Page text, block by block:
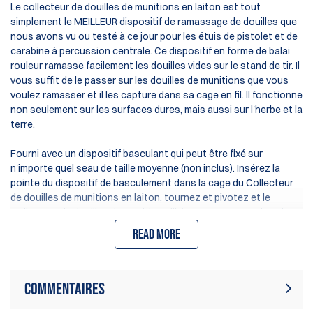
Le collecteur de douilles de munitions en laiton est tout
simplement le MEILLEUR dispositif de ramassage de douilles que
nous avons vu ou testé à ce jour pour les étuis de pistolet et de
carabine à percussion centrale. Ce dispositif en forme de balai
rouleur ramasse facilement les douilles vides sur le stand de tir. Il
vous suffit de le passer sur les douilles de munitions que vous
voulez ramasser et il les capture dans sa cage en fil. Il fonctionne
non seulement sur les surfaces dures, mais aussi sur l'herbe et la
terre.
Fourni avec un dispositif basculant qui peut être fixé sur
n'importe quel seau de taille moyenne (non inclus). Insérez la
pointe du dispositif de basculement dans la cage du Collecteur
de douilles de munitions en laiton, tournez et pivotez et le
Collecteur de douilles de munitions libère son contenu dans le
Fonctionne parfaitement avec les douilles calibre pistolet, y
Read more
Commentaires